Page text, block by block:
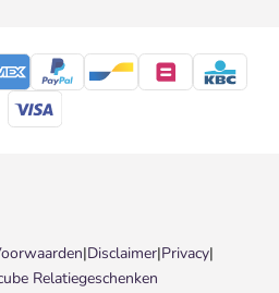
|Disclaimer|Privacy|
Relatiegeschenken